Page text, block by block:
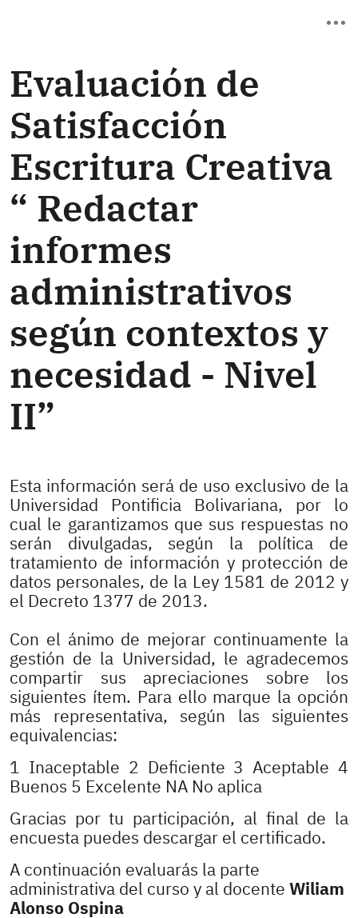
Evaluación de
Satisfacción
Escritura Creativa
“ Redactar
informes
administrativos
según contextos y
necesidad - Nivel
II”
Esta información será de uso exclusivo de la
Universidad Pontificia Bolivariana, por lo
cual le garantizamos que sus respuestas no
serán divulgadas, según la política de
tratamiento de información y protección de
datos personales, de la Ley 1581 de 2012 y
el Decreto 1377 de 2013.
Con el ánimo de mejorar continuamente la
gestión de la Universidad, le agradecemos
compartir sus apreciaciones sobre los
siguientes ítem. Para ello marque la opción
más representativa, según las siguientes
equivalencias:
1 Inaceptable 2 Deficiente 3 Aceptable 4
Buenos 5 Excelente NA No aplica
Gracias por tu participación, al final de la
encuesta puedes descargar el certificado.
A continuación evaluarás la parte
administrativa del curso y al docente Wiliam
Alonso Ospina